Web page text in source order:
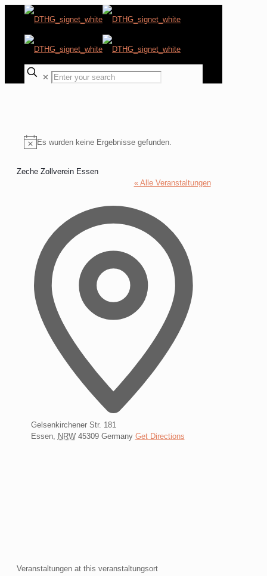
✕
Hinweis
Es wurden keine Ergebnisse gefunden.
Zeche Zollverein Essen
« Alle Veranstaltungen
Gelsenkirchener Str. 181
Essen, NRW 45309 Germany Get Directions
Veranstaltungen at this veranstaltungsort